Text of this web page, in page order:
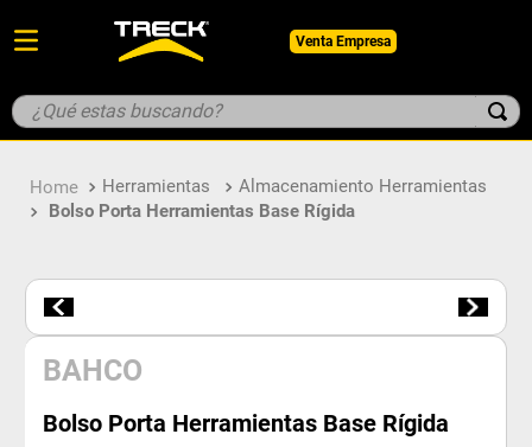
Venta Empresa
¿Qué estas buscando?
Herramientas
Almacenamiento Herramientas
Bolso Porta Herramientas Base Rígida
BAHCO
Bolso Porta Herramientas Base Rígida
1 botin